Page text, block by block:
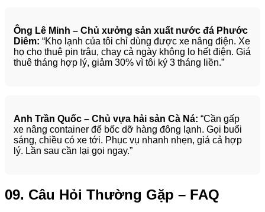
Ông Lê Minh – Chủ xưởng sản xuất nước đá Phước
Diêm: “Kho lạnh của tôi chỉ dùng được xe nâng điện. Xe
họ cho thuê pin trâu, chạy cả ngày không lo hết điện. Giá
thuê tháng hợp lý, giảm 30% vì tôi ký 3 tháng liền.”
Anh Trần Quốc – Chủ vựa hải sản Cà Ná: “Cần gấp
xe nâng container để bốc dỡ hàng đông lạnh. Gọi buổi
sáng, chiều có xe tới. Phục vụ nhanh nhẹn, giá cả hợp
lý. Lần sau cần lại gọi ngay.”
09. Câu Hỏi Thường Gặp – FAQ